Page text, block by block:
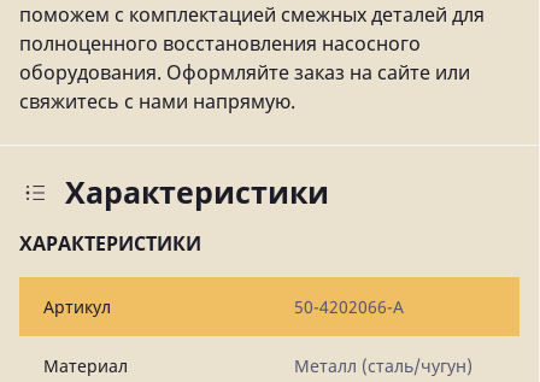
поможем с комплектацией смежных деталей для
полноценного восстановления насосного
оборудования. Оформляйте заказ на сайте или
свяжитесь с нами напрямую.
Характеристики
ХАРАКТЕРИСТИКИ
Артикул 50-4202066-А
Материал Металл (сталь/чугун)